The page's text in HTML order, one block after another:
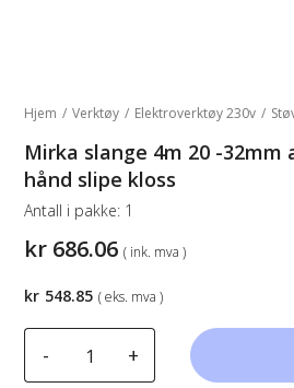
Hjem / Verktøy / Elektroverktøy 230v /
Mirka slange 4m 20 -
hånd slipe kloss
kr 686.06 ( ink. mva )
Antall i pakke: 1
- +
kr 548.85 ( eks. mva )